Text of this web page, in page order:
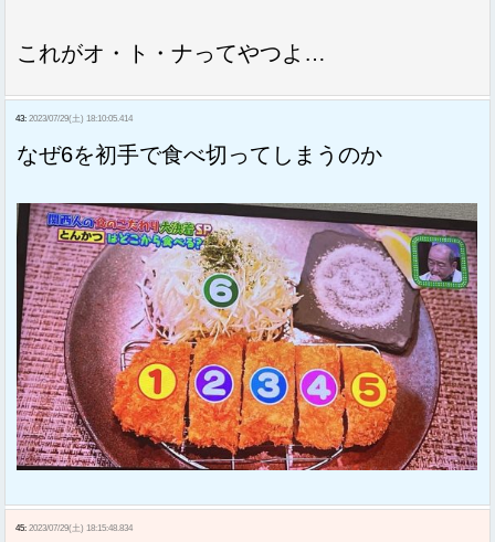
これがオ・ト・ナってやつよ…
43: 2023/07/29(土) 18:10:05.414
なぜ6を初手で食べ切ってしまうのか
45: 2023/07/29(土) 18:15:48.834